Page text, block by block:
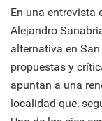
En una entrevista
Alejandro
alternativa en
propuestas y
apuntan a una
localidad que,